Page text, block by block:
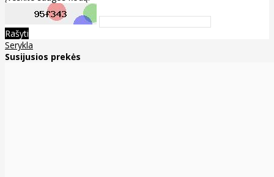
Rašyti
Serykla
Susijusios prekės